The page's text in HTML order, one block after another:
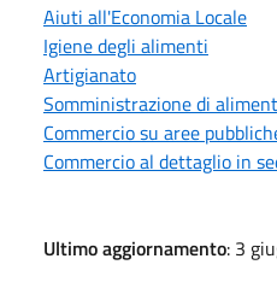
Aiuti all'Economia Locale
Igiene degli alimenti
Artigianato
Somministrazione di
Commercio su aree
Commercio al dettaglio in
Ultimo aggiornamento: 3